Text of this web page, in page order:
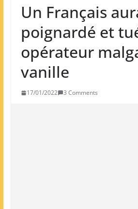
Un Français
poignardé et
opérateur
vanille
17/01/2022 3 Comments